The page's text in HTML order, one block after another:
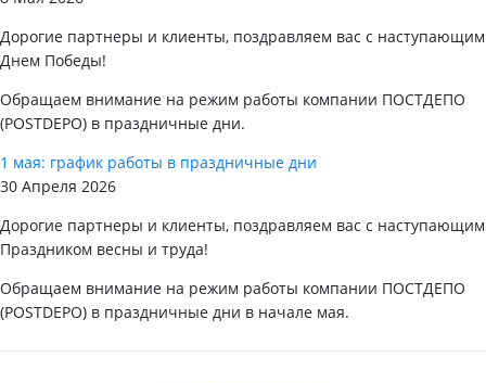
Дорогие партнеры и клиенты, поздравляем вас с наступающим
Днем Победы!
Обращаем внимание на режим работы компании ПОСТДЕПО
(POSTDEPO) в праздничные дни.
1 мая: график работы в праздничные дни
30 Апреля 2026
Дорогие партнеры и клиенты, поздравляем вас с наступающим
Праздником весны и труда!
Обращаем внимание на режим работы компании ПОСТДЕПО
(POSTDEPO) в праздничные дни в начале мая.